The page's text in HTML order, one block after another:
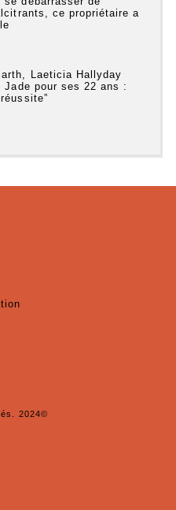
ce propriétaire a
Laeticia Hallyday
pour ses 22 ans :
2024©